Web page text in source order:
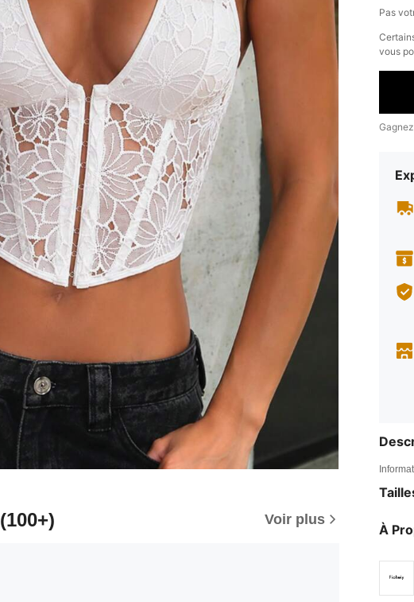
(100+) Voir plus
Pas
vous
À